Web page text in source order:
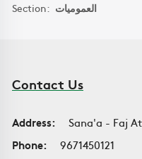
Section: العموميات
Contact Us
Address:
Sana'a - Faj
Phone:
9671450121